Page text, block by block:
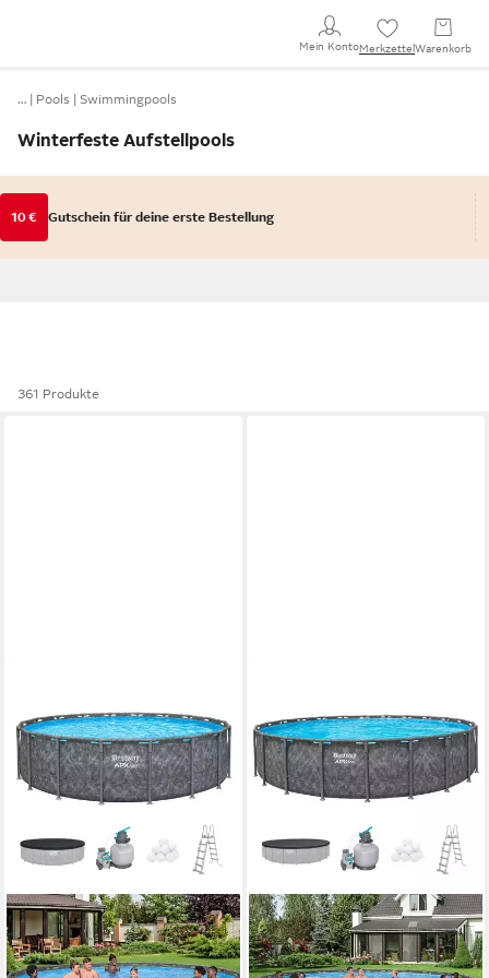
Mein KontoMerkzettel Warenkorb
… Pools Swimmingpools
Winterfeste Aufstellpools
10 € Gutschein für deine erste Bestellung
361 Produkte